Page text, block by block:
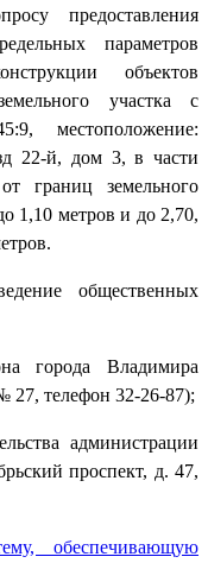
предоставления
параметров
объектов
участка с
местоположение:
22-й, дом 3, в части
границ земельного
1,10 метров и до 2,70,
общественных
города Владимира
27, телефон 32-26-87);
администрации
проспект, д. 47,
обеспечивающую